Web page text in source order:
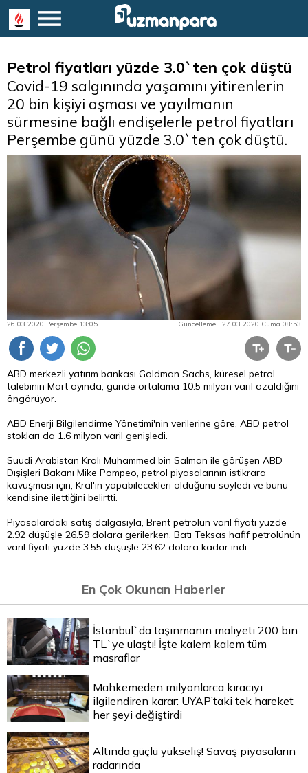
Petrol fiyatları yüzde 3.0`ten çok düştü
Covid-19 salgınında yaşamını yitirenlerin
20 bin kişiyi aşması ve yayılmanın
sürmesine bağlı endişelerle petrol fiyatları
Perşembe günü yüzde 3.0`ten çok düştü.
26.03.2020 Perşembe 13:05 Güncelleme : 27.03.2020 Cuma 08:53
ABD merkezli yatırım bankası Goldman Sachs, küresel petrol
talebinin Mart ayında, günde ortalama 10.5 milyon varil azaldığını
öngörüyor.
ABD Enerji Bilgilendirme Yönetimi'nin verilerine göre, ABD petrol
stokları da 1.6 milyon varil genişledi.
Suudi Arabistan Kralı Muhammed bin Salman ile görüşen ABD
Dışişleri Bakanı Mike Pompeo, petrol piyasalarının istikrara
kavuşması için, Kral'ın yapabilecekleri olduğunu söyledi ve bunu
kendisine ilettiğini belirtti.
Piyasalardaki satış dalgasıyla, Brent petrolün varil fiyatı yüzde
2.92 düşüşle 26.59 dolara gerilerken, Batı Teksas hafif petrolünün
varil fiyatı yüzde 3.55 düşüşle 23.62 dolara kadar indi.
En Çok Okunan Haberler
İstanbul`da taşınmanın maliyeti 200 bin
TL`ye ulaştı! İşte kalem kalem tüm
masraflar
Mahkemeden milyonlarca kiracıyı
ilgilendiren karar: UYAP’taki tek hareket
her şeyi değiştirdi
Altında güçlü yükseliş! Savaş piyasaların
radarında